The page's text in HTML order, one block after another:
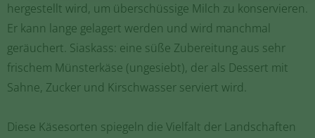
hergestellt wird, um überschüssige Milch zu konservieren.
Er kann lange gelagert werden und wird manchmal
geräuchert. Siaskass: eine süße Zubereitung aus sehr
frischem Münsterkäse (ungesiebt), der als Dessert mit
Sahne, Zucker und Kirschwasser serviert wird.
Diese Käsesorten spiegeln die Vielfalt der Landschaften